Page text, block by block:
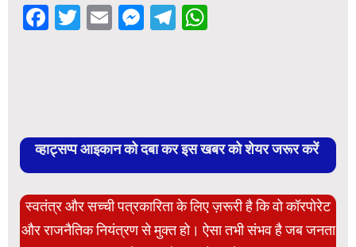
Facebook
Twitter
EmailMessenger
Telegram
व्हाट्सप्प आइकान को दबा कर इस खबर को शेयर जरूर करें
स्वतंत्र और सच्ची पत्रकारिता के लिए ज़रूरी है कि वो कॉरपोरेट
और राजनैतिक नियंत्रण से मुक्त हो। ऐसा तभी संभव है जब जनता